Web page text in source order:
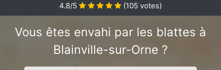
4.8/5 (105 votes)
Vous êtes envahi par les blattes à
Blainville-sur-Orne ?